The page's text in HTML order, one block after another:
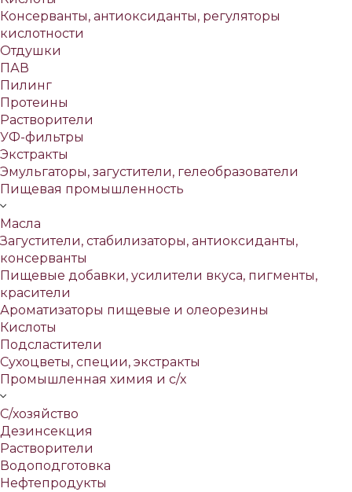
Консерванты, антиоксиданты, регуляторы
кислотности
Отдушки
ПАВ
Пилинг
Протеины
Растворители
УФ-фильтры
Экстракты
Эмульгаторы, загустители, гелеобразователи
Пищевая промышленность
Масла
Загустители, стабилизаторы, антиоксиданты,
консерванты
Пищевые добавки, усилители вкуса, пигменты,
красители
Ароматизаторы пищевые и олеорезины
Кислоты
Подсластители
Сухоцветы, специи, экстракты
Промышленная химия и с/х
С/хозяйство
Дезинсекция
Растворители
Водоподготовка
Нефтепродукты